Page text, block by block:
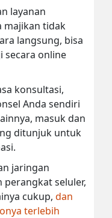
layanan
majikan tidak
langsung, bisa
secara online
konsultasi,
Anda sendiri
masuk dan
ditunjuk untuk
jaringan
seluler,
cukup, dan
terlebih